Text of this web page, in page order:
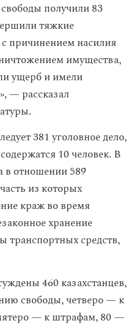
получили 83
тяжкие
причинением насилия
имущества,
ущерб и имели
— рассказал
381 уголовное дело,
10 человек. В
в отношении 589
из которых
краж во время
хранение
транспортных средств,
460 казахстанцев,
свободы, четверо — к
— к штрафам, 80 —